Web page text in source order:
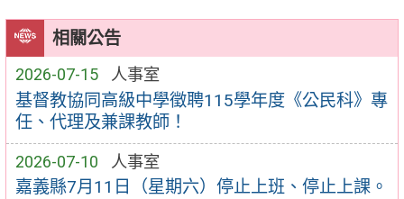
相關公告
2026-07-15 人事室
基督教協同高級中學徵聘115學年度《公民科》專
任、代理及兼課教師！
2026-07-10 人事室
嘉義縣7月11日（星期六）停止上班、停止上課。